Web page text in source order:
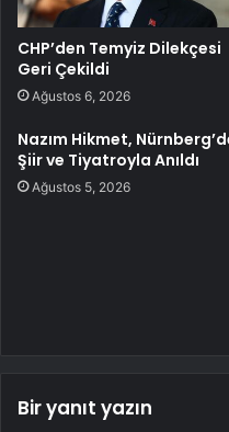
CHP’den Temyiz Dilekçesi
Geri Çekildi
Ağustos 6, 2026
Nazım Hikmet,
Şiir ve Tiyatroyla Anıldı
Ağustos 5, 2026
Bir yanıt yazın